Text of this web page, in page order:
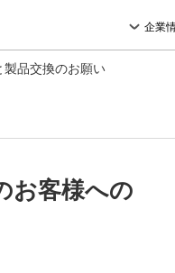
企業
製品交換のお願い
お客様への